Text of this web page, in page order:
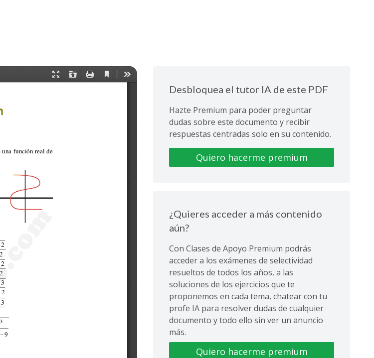
Desbloquea el tutor IA de este PDF
Hazte Premium para poder preguntar
dudas sobre este documento y recibir
respuestas centradas solo en su contenido.
Quiero hacerme premium
¿Quieres acceder a más contenido
aún?
Con Clases de Apoyo Premium podrás
acceder a los exámenes de selectividad
resueltos de todos los años, a las
soluciones de los ejercicios que te
proponemos en cada tema, chatear con tu
profe IA para resolver dudas de cualquier
documento y todo ello sin ver un anuncio
más.
Quiero hacerme premium